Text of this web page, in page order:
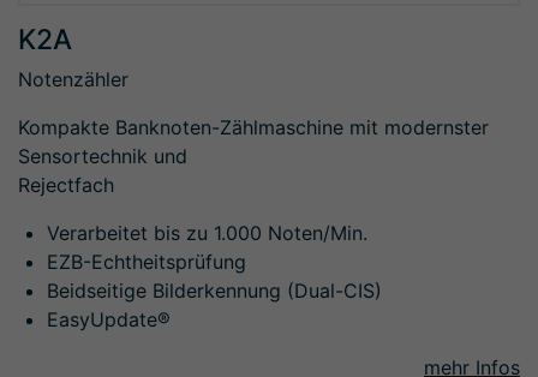
K2A
Notenzähler
Kompakte Banknoten-Zählmaschine mit modernster
Sensortechnik und
Rejectfach
Verarbeitet bis zu 1.000 Noten/Min.
EZB-Echtheitsprüfung
Beidseitige Bilderkennung (Dual-CIS)
EasyUpdate®
mehr Infos